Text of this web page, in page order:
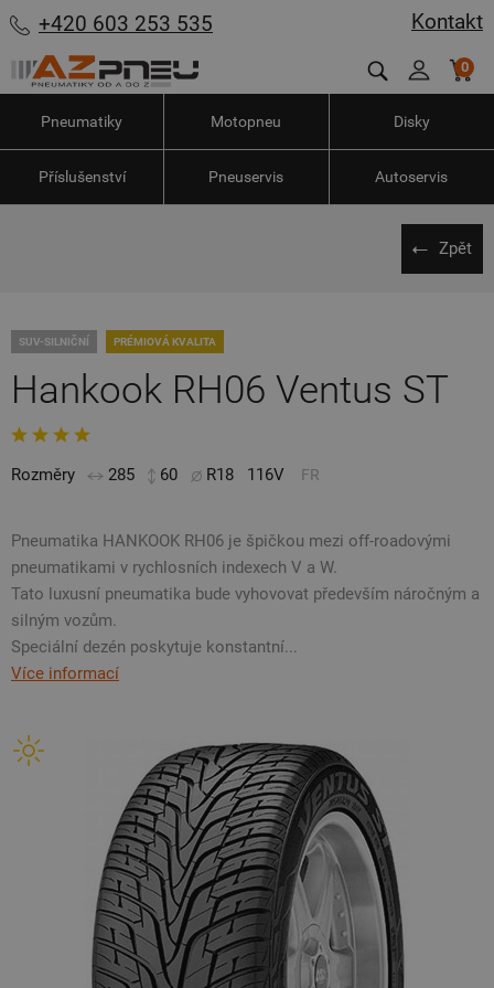
Kontakt
+420 603 253 535
0
Pneumatiky Motopneu Disky
Příslušenství Pneuservis Autoservis
Zpět
SUV-SILNIČNÍ PRÉMIOVÁ KVALITA
Hankook RH06 Ventus ST
Rozměry 285 60 R18 116V FR
Pneumatika HANKOOK RH06 je špičkou mezi off-roadovými
pneumatikami v rychlosních indexech V a W.
Tato luxusní pneumatika bude vyhovovat především náročným a
silným vozům.
Speciální dezén poskytuje konstantní...
Více informací